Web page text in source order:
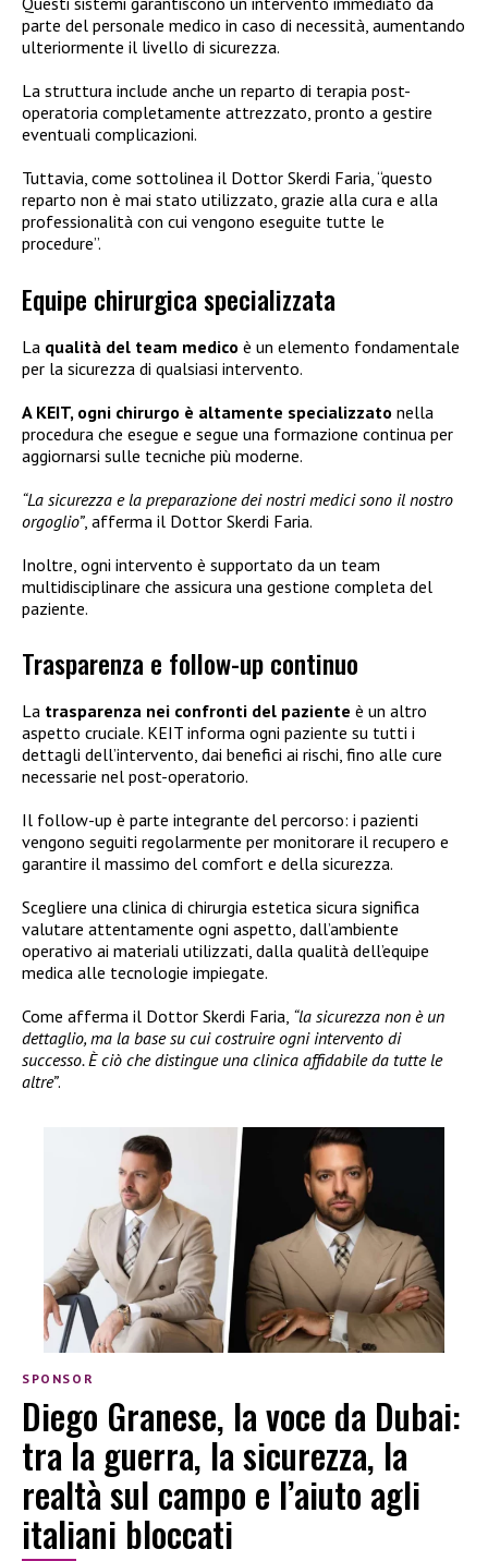
parte del personale medico in caso di necessità, aumentando
ulteriormente il livello di sicurezza.
La struttura include anche un reparto di terapia post-
operatoria completamente attrezzato, pronto a gestire
eventuali complicazioni.
Tuttavia, come sottolinea il Dottor Skerdi Faria, “questo
reparto non è mai stato utilizzato, grazie alla cura e alla
professionalità con cui vengono eseguite tutte le
procedure”.
Equipe chirurgica specializzata
La qualità del team medico è un elemento fondamentale
per la sicurezza di qualsiasi intervento.
A KEIT, ogni chirurgo è altamente specializzato nella
procedura che esegue e segue una formazione continua per
aggiornarsi sulle tecniche più moderne.
“La sicurezza e la preparazione dei nostri medici sono il nostro
orgoglio”, afferma il Dottor Skerdi Faria.
Inoltre, ogni intervento è supportato da un team
multidisciplinare che assicura una gestione completa del
paziente.
Trasparenza e follow-up continuo
La trasparenza nei confronti del paziente è un altro
aspetto cruciale. KEIT informa ogni paziente su tutti i
dettagli dell’intervento, dai benefici ai rischi, fino alle cure
necessarie nel post-operatorio.
Il follow-up è parte integrante del percorso: i pazienti
vengono seguiti regolarmente per monitorare il recupero e
garantire il massimo del comfort e della sicurezza.
Scegliere una clinica di chirurgia estetica sicura significa
valutare attentamente ogni aspetto, dall’ambiente
operativo ai materiali utilizzati, dalla qualità dell’equipe
medica alle tecnologie impiegate.
Come afferma il Dottor Skerdi Faria, “la sicurezza non è un
dettaglio, ma la base su cui costruire ogni intervento di
successo. È ciò che distingue una clinica affidabile da tutte le
altre”.
SPONSOR
Diego Granese, la voce da Dubai:
tra la guerra, la sicurezza, la
realtà sul campo e l’aiuto agli
italiani bloccati